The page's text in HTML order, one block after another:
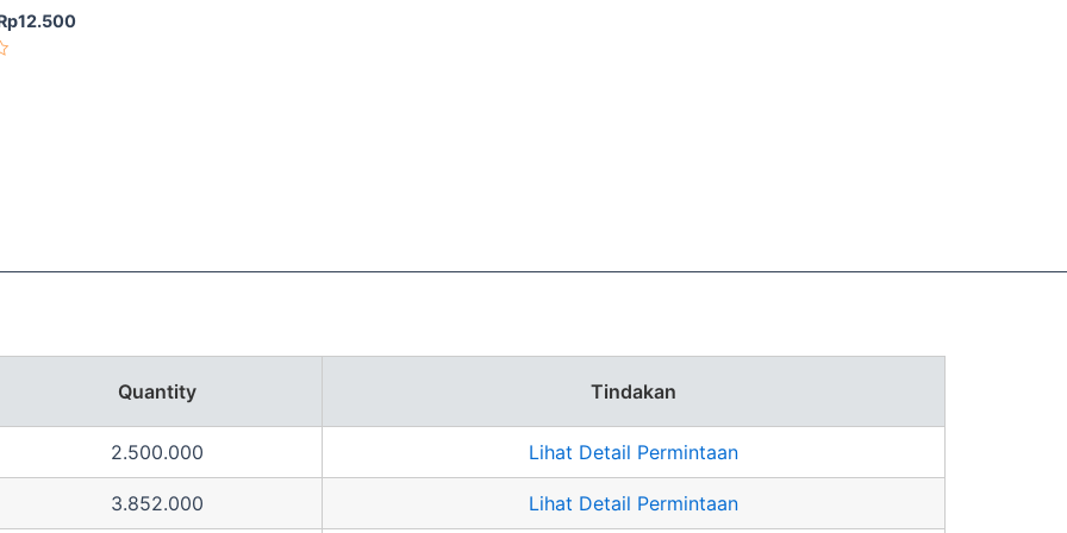
12.500
Quantity Tindakan
2.500.000 Lihat Detail Permintaan
3.852.000 Lihat Detail Permintaan